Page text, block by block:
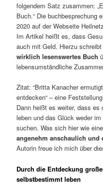
folgendem Satz zusammen:
Buch.“ Die buchbesprechung
2020 auf der Webseite
Im Artikel heißt es, dass
auch mit Geld. Hierzu
wirklich lesenswertes Buch
lebensumständliche
Zitat: “Britta Kanacher
entdecken“ – eine
Dann heißt es weiter, dass es
leben und das Glück weder
suchen. Was sich hier wie
angenehm anschaulich
Autorin freue ich mich über
Durch die Entdeckung
selbstbestimmt leben